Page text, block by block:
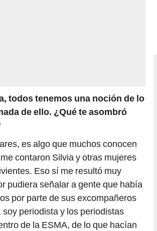
todos tenemos una noción de lo
de ello. ¿Qué te asombró
es algo que muchos conocen
contaron Silvia y otras mujeres
Eso sí me resultó muy
pudiera señalar a gente que había
por parte de sus excompañeros
periodista y los periodistas
de la ESMA, de lo que hacían